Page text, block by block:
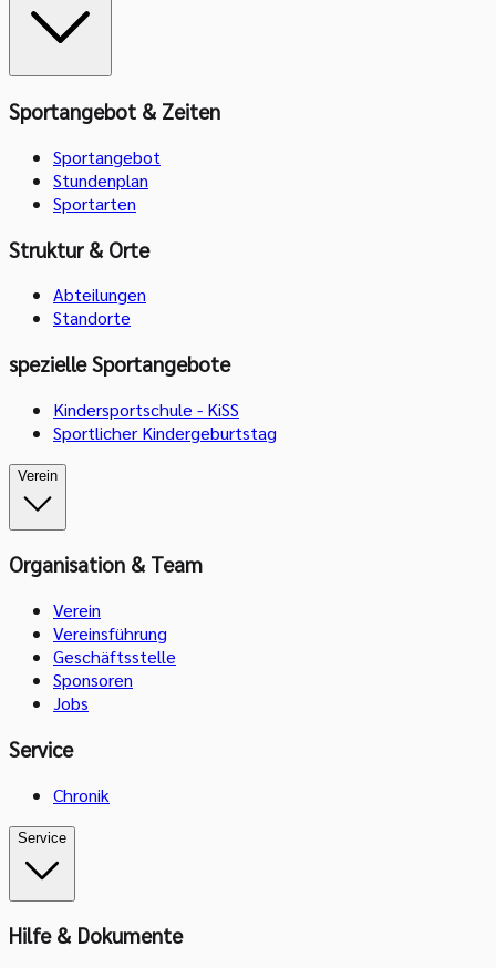
Sportangebot & Zeiten
Sportangebot
Stundenplan
Sportarten
Struktur & Orte
Abteilungen
Standorte
spezielle Sportangebote
Kindersportschule - KiSS
Sportlicher Kindergeburtstag
Verein
Organisation & Team
Verein
Vereinsführung
Geschäftsstelle
Sponsoren
Jobs
Service
Chronik
Service
Hilfe & Dokumente